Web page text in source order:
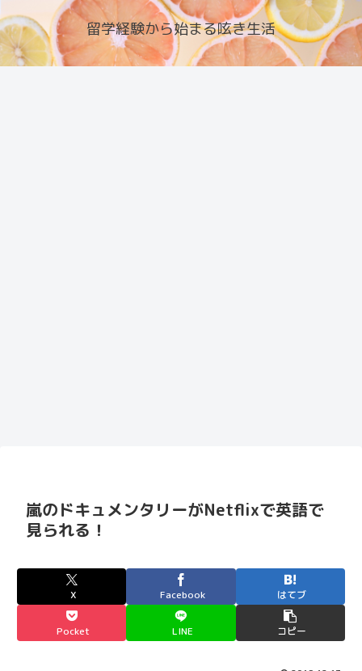
留学経験から始まる呟き生活
嵐のドキュメンタリーがNetflixで英語で
見られる！
X Facebook はてブ
Pocket LINE コピー